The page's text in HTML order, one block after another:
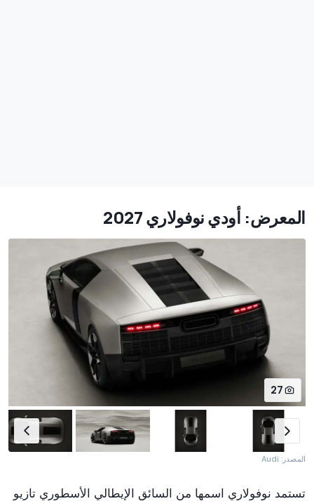
المعرض: أودي نوفولاري 2027
27
المصدر: Audi
تستمد نوفولاري اسمها من السائق الإيطالي الأسطوري تازيو